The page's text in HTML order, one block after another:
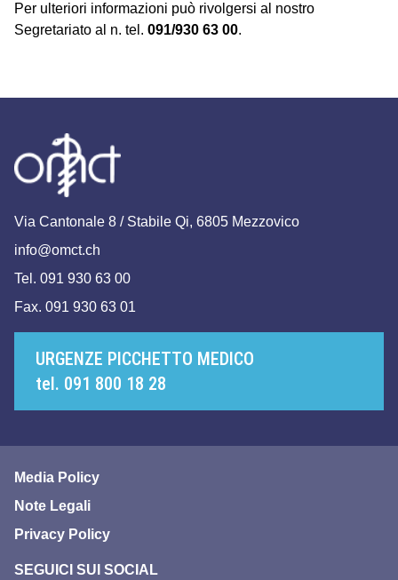
Per ulteriori informazioni può rivolgersi al nostro
Segretariato al n. tel. 091/930 63 00.
Via Cantonale 8 / Stabile Qi, 6805 Mezzovico
info@omct.ch
Tel. 091 930 63 00
Fax. 091 930 63 01
URGENZE PICCHETTO MEDICO
tel. 091 800 18 28
Media Policy
Note Legali
Privacy Policy
SEGUICI SUI SOCIAL